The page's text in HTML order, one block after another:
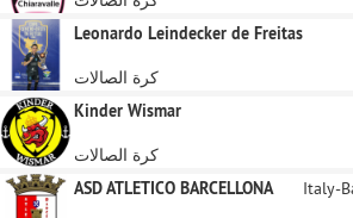
Leonardo Leindecker de Freitas
كرة الصالات
Kinder Wismar
كرة الصالات
ASD ATLETICO BARCELLONA